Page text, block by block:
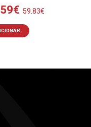
€ 59.83€